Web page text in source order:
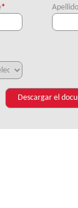
* Apellido